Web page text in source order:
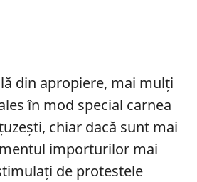
din apropiere, mai mulți
în mod special carnea
chiar dacă sunt mai
importurilor mai
de protestele